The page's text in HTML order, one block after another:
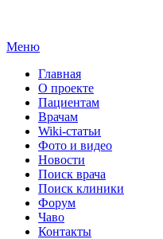
Меню
Главная
О проекте
Пациентам
Врачам
Wiki-статьи
Фото и видео
Новости
Поиск врача
Поиск клиники
Форум
Чаво
Контакты